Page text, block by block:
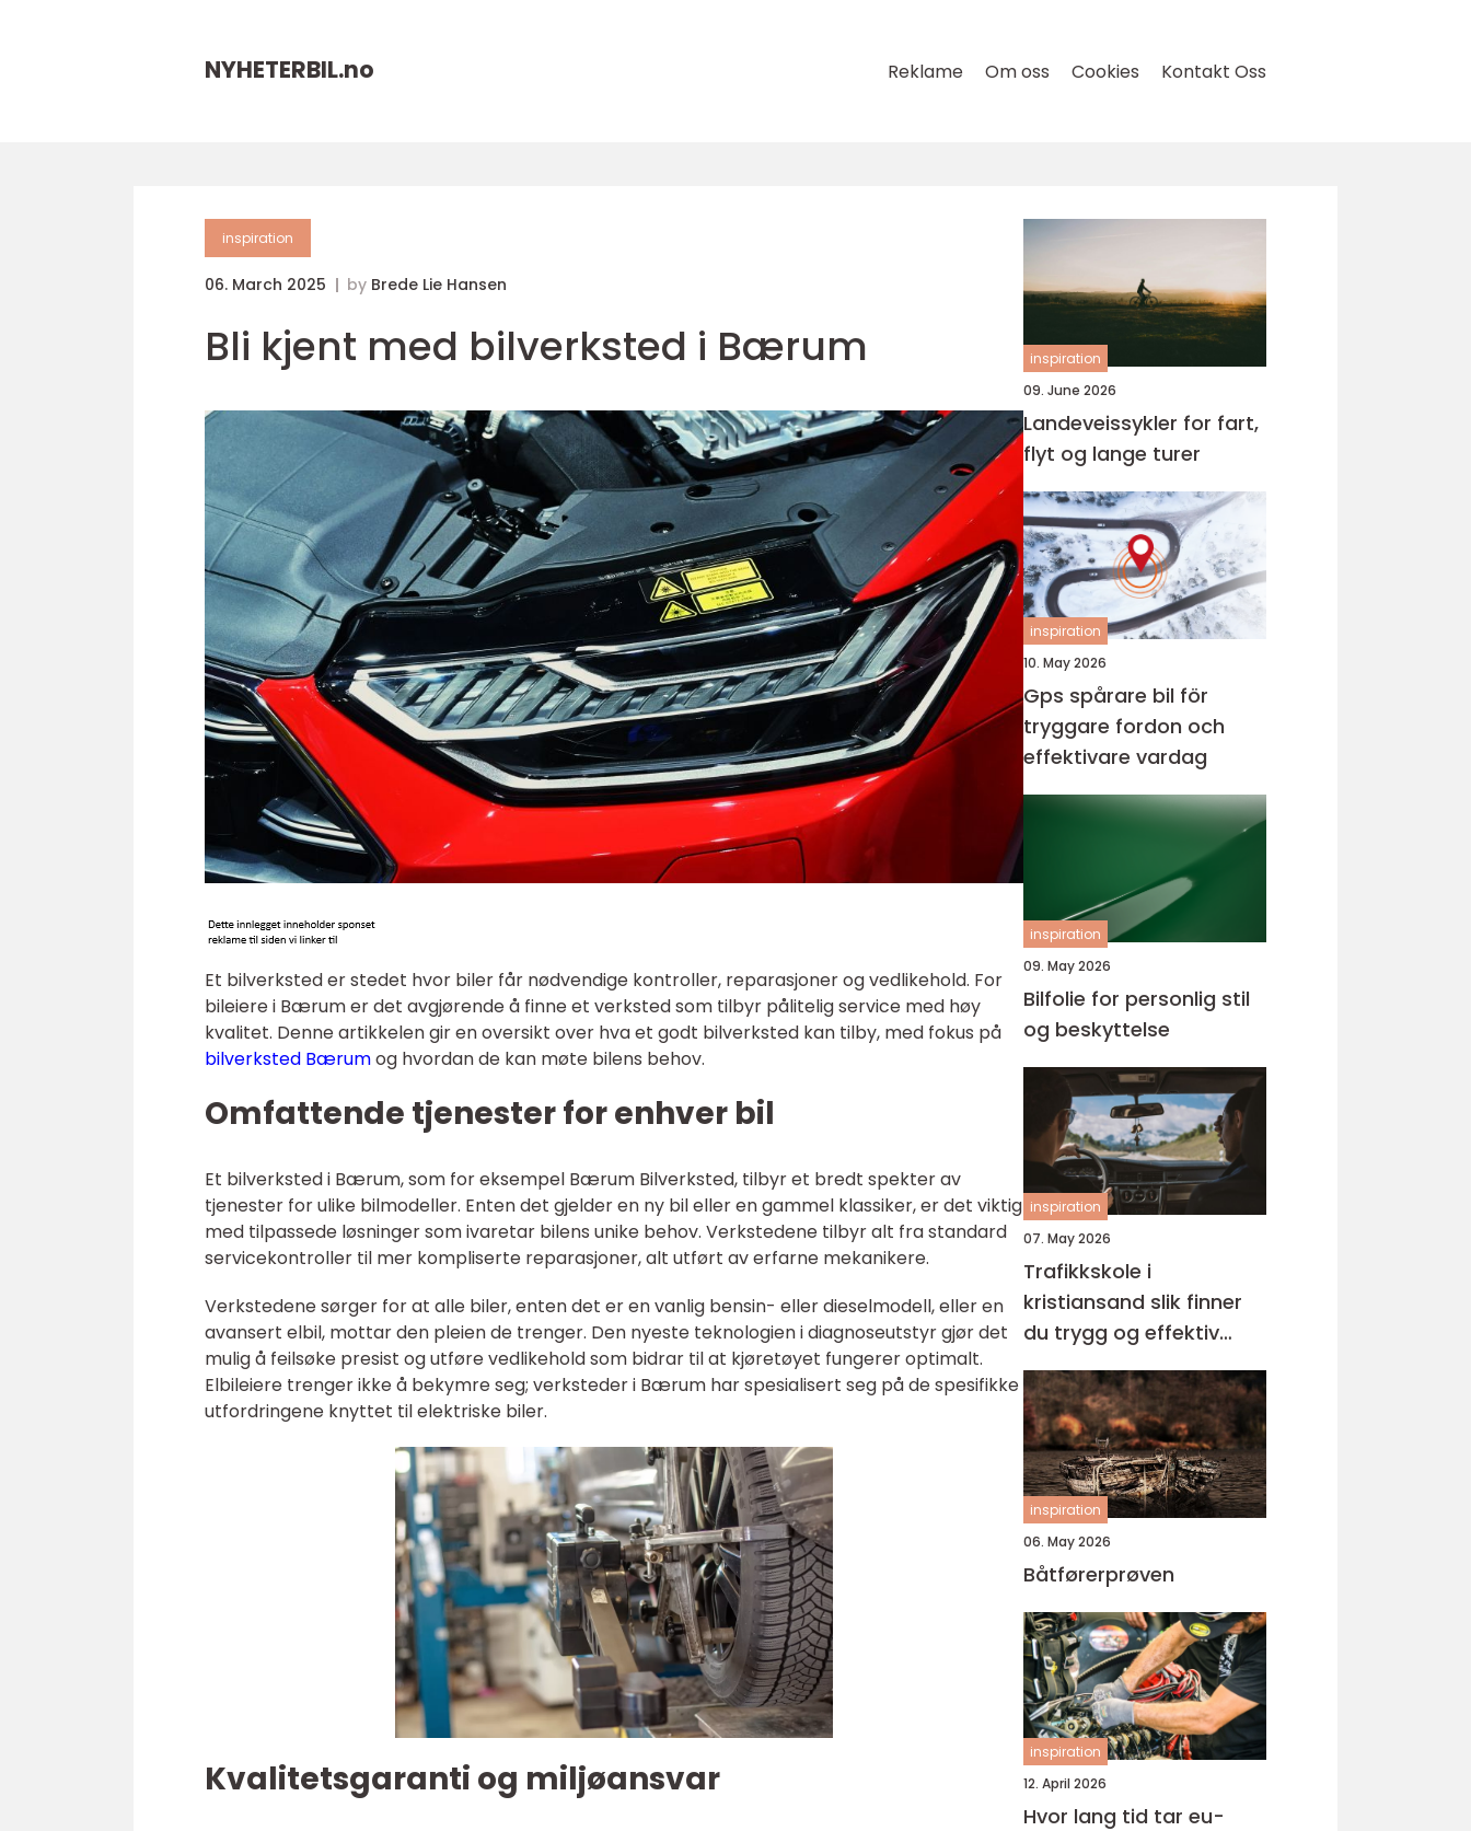
NYHETERBIL.no Reklame Om oss Cookies Kontakt Oss
inspiration
06. March 2025 by Brede Lie Hansen
Bli kjent med bilverksted i Bærum
Et bilverksted er stedet hvor biler får nødvendige kontroller, reparasjoner og vedlikehold. For
bileiere i Bærum er det avgjørende å finne et verksted som tilbyr pålitelig service med høy
kvalitet. Denne artikkelen gir en oversikt over hva et godt bilverksted kan tilby, med fokus på
bilverksted Bærumog hvordan de kan møte bilens behov.
Omfattende tjenester for enhver bil
Et bilverksted i Bærum, som for eksempel Bærum Bilverksted, tilbyr et bredt spekter av
tjenester for ulike bilmodeller. Enten det gjelder en ny bil eller en gammel klassiker, er det viktig
med tilpassede løsninger som ivaretar bilens unike behov. Verkstedene tilbyr alt fra standard
servicekontroller til mer kompliserte reparasjoner, alt utført av erfarne mekanikere.
Verkstedene sørger for at alle biler, enten det er en vanlig bensin- eller dieselmodell, eller en
avansert elbil, mottar den pleien de trenger. Den nyeste teknologien i diagnoseutstyr gjør det
mulig å feilsøke presist og utføre vedlikehold som bidrar til at kjøretøyet fungerer optimalt.
Elbileiere trenger ikke å bekymre seg; verksteder i Bærum har spesialisert seg på de spesifikke
utfordringene knyttet til elektriske biler.
Kvalitetsgaranti og miljøansvar
inspiration
09. June 2026
Landeveissykler for fart,
flyt og lange turer
inspiration
10. May 2026
Gps spårare bil för
tryggare fordon och
effektivare vardag
inspiration
09. May 2026
Bilfolie for personlig stil
og beskyttelse
inspiration
07. May 2026
Trafikkskole i
kristiansand slik finner
du trygg og effektiv
opplæring
inspiration
06. May 2026
Båtførerprøven
inspiration
12. April 2026
Hvor lang tid tar eu-